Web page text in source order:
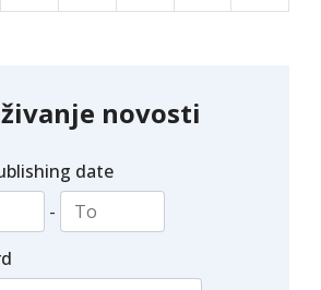
novosti
date
-